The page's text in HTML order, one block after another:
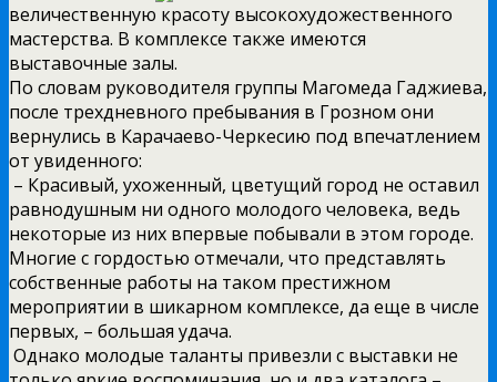
величественную красоту высокохудожественного
мастерства. В комплексе также имеются
выставочные залы.
По словам руководителя группы Магомеда Гаджиева,
после трехдневного пребывания в Грозном они
вернулись в Карачаево-Черкесию под впечатлением
от увиденного:
– Красивый, ухоженный, цветущий город не оставил
равнодушным ни одного молодого человека, ведь
некоторые из них впервые побывали в этом городе.
Многие с гордостью отмечали, что представлять
собственные работы на таком престижном
мероприятии в шикарном комплексе, да еще в числе
первых, – большая удача.
Однако молодые таланты привезли с выставки не